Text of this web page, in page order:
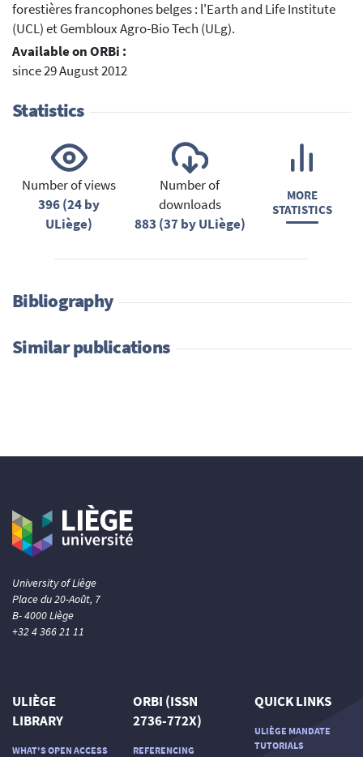
forestières francophones belges : l'Earth and Life Institute
(UCL) et Gembloux Agro-Bio Tech (ULg).
Available on ORBi :
since 29 August 2012
Statistics
Number of views
396 (24 by
ULiège)
Number of
downloads
883 (37 by ULiège)
MORE
STATISTICS
Bibliography
Similar publications
University of Liège
Place du 20-Août, 7
B- 4000 Liège
+32 4 366 21 11
ULIÈGE
LIBRARY
WHAT'S OPEN ACCESS
ORBI (ISSN
2736-772X)
REFERENCING
QUICK LINKS
ULIÈGE MANDATE
TUTORIALS